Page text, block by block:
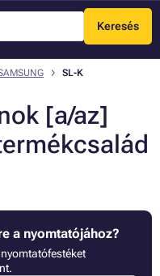
Keresés
Menü
SL-K
[a/az]
a nyomtatójához?